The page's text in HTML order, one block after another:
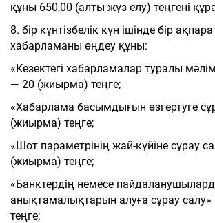
құны 650,00 (алты жүз елу) теңгені
8. бір күнтізбелік күн ішінде бір
хабарламаны өңдеу құны:
«Кезектегі хабарламалар туралы
— 20 (жиырма) теңге;
«Хабарлама басымдығын өзгертуге
(жиырма) теңге;
«Шот параметрінің жай-күйіне сұрау
(жиырма) теңге;
«Банктердің немесе
анықтамалықтарын алуға сұрау
теңге;